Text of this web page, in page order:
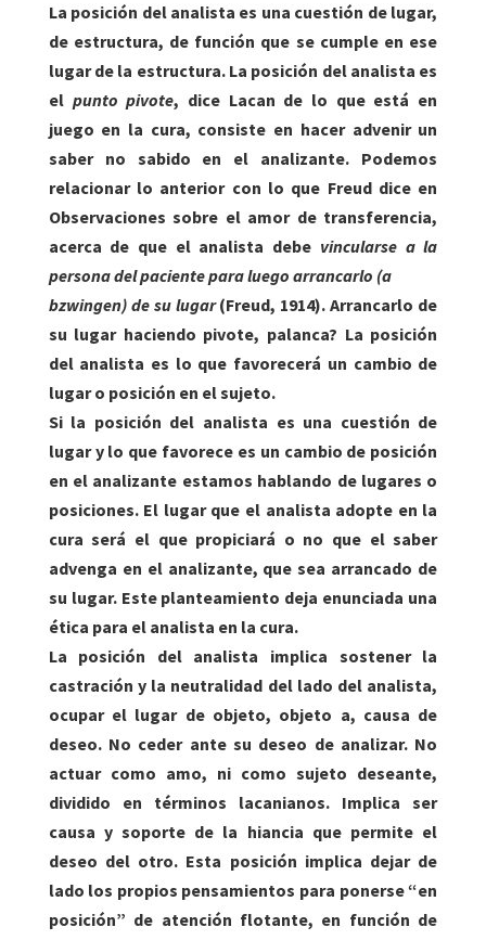
La posición del analista es una cuestión de lugar,
de estructura, de función que se cumple en ese
lugar de la estructura. La posición del analista es
el punto pivote, dice Lacan de lo que está en
juego en la cura, consiste en hacer advenir un
saber no sabido en el analizante. Podemos
relacionar lo anterior con lo que Freud dice en
Observaciones sobre el amor de transferencia,
acerca de que el analista debe vincularse a la
persona del paciente para luego arrancarlo (a
bzwingen) de su lugar(Freud, 1914). Arrancarlo de
su lugar haciendo pivote, palanca? La posición
del analista es lo que favorecerá un cambio de
lugar o posición en el sujeto.
Si la posición del analista es una cuestión de
lugar y lo que favorece es un cambio de posición
en el analizante estamos hablando de lugares o
posiciones. El lugar que el analista adopte en la
cura será el que propiciará o no que el saber
advenga en el analizante, que sea arrancado de
su lugar. Este planteamiento deja enunciada una
ética para el analista en la cura.
La posición del analista implica sostener la
castración y la neutralidad del lado del analista,
ocupar el lugar de objeto, objeto a, causa de
deseo. No ceder ante su deseo de analizar. No
actuar como amo, ni como sujeto deseante,
dividido en términos lacanianos. Implica ser
causa y soporte de la hiancia que permite el
deseo del otro. Esta posición implica dejar de
lado los propios pensamientos para ponerse “en
posición” de atención flotante, en función de